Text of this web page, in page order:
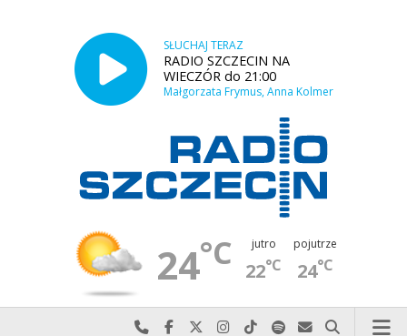
SŁUCHAJ TERAZ
RADIO SZCZECIN NA
WIECZÓR do 21:00
Małgorzata Frymus, Anna Kolmer
24°C jutro
22°C
pojutrze
24°C
Najlepiej po prostu do nas zadzwoń
Odwiedź nas na Facebook-u
Odwiedź nas na X
Odwiedź nas na Instagram-ie
Odwiedź nas na TikTok-u
Szukaj nas na Spotify
Wyślij do nas
Szukaj